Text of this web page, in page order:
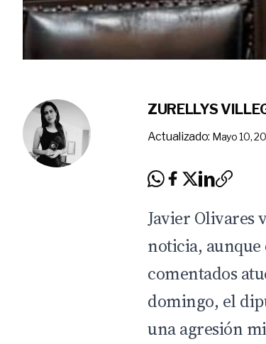
ZURELLYS
Actualizado: Mayo 10,
Javier Olivares
noticia, aunque
comentados
domingo, el
una agresión